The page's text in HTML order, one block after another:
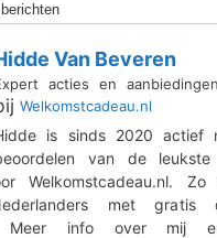
Van Beveren
acties en
Welkomstcadeau.nl
is sinds 2020 actief
van de leukste
Welkomstcadeau.nl.
met
Meer info over mij